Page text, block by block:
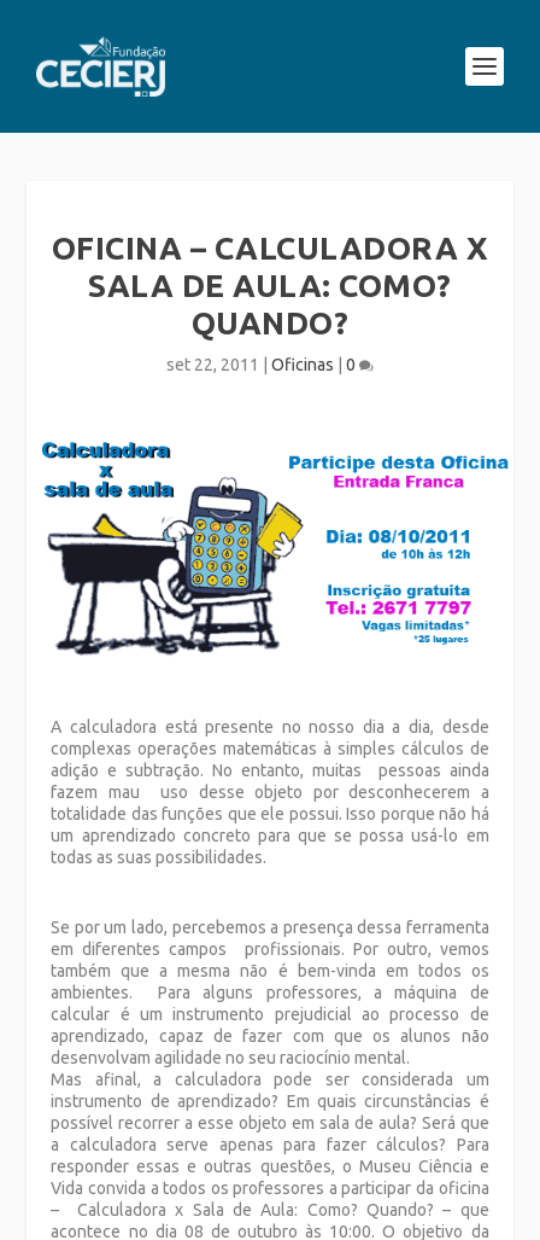
OFICINA – CALCULADORA X
SALA DE AULA: COMO?
QUANDO?
set 22, 2011 Oficinas 0
A calculadora está presente no nosso dia a dia, desde
complexas operações matemáticas à simples cálculos de
adição e subtração. No entanto, muitas pessoas ainda
fazem mau uso desse objeto por desconhecerem a
totalidade das funções que ele possui. Isso porque não há
um aprendizado concreto para que se possa usá-lo em
todas as suas possibilidades.
Se por um lado, percebemos a presença dessa ferramenta
em diferentes campos profissionais. Por outro, vemos
também que a mesma não é bem-vinda em todos os
ambientes. Para alguns professores, a máquina de
calcular é um instrumento prejudicial ao processo de
aprendizado, capaz de fazer com que os alunos não
desenvolvam agilidade no seu raciocínio mental.
Mas afinal, a calculadora pode ser considerada um
instrumento de aprendizado? Em quais circunstâncias é
possível recorrer a esse objeto em sala de aula? Será que
a calculadora serve apenas para fazer cálculos? Para
responder essas e outras questões, o Museu Ciência e
Vida convida a todos os professores a participar da oficina
– Calculadora x Sala de Aula: Como? Quando? – que
acontece no dia 08 de outubro às 10:00. O objetivo da